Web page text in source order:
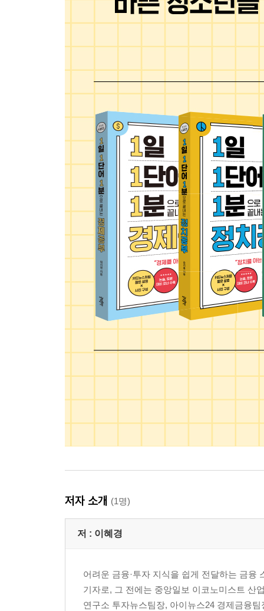
저자 소개 (1명)
저 : 이혜경
어려운 금융·투자 지식을 쉽게 전달하는 금융
기자로, 그 전에는 중앙일보 이코노미스트 산
연구소 투자뉴스팀장, 아이뉴스24 경제금융